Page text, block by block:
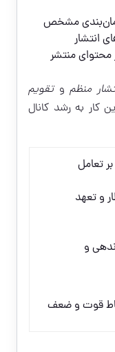
زمان‌بندی مشخص
انتشار
محتوای منتشر
منظموتقویم
کار به رشد کانال
بر تعامل
و تعهد
و
قوت و ضعف